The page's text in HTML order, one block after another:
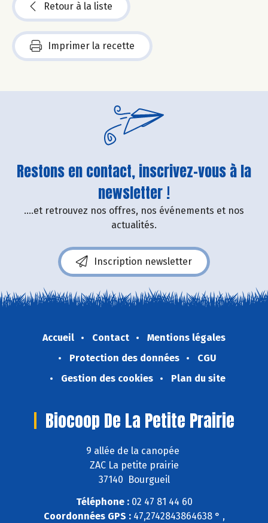
Retour à la liste
Imprimer la recette
Restons en contact, inscrivez-vous à la
newsletter !
....et retrouvez nos offres, nos événements et nos
actualités.
Inscription newsletter
Accueil Contact
Mentions légales
Protection des données
CGU
Gestion des cookies
Plan du site
Biocoop De La Petite Prairie
9 allée de la canopée
ZAC La petite prairie
37140 Bourgueil
Téléphone :02 47 81 44 60
Coordonnées GPS :47,2742843864638 ° ,